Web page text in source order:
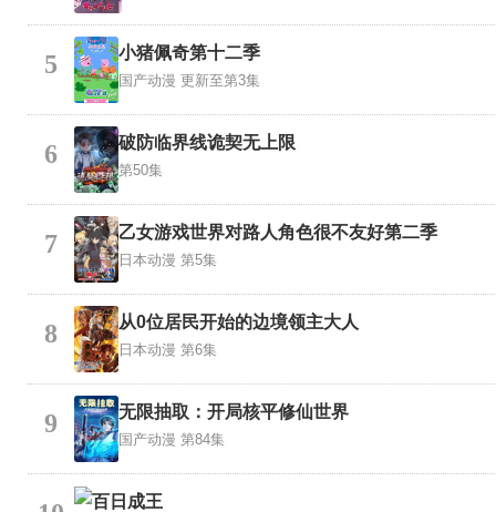
5 小猪佩奇第十二季
国产动漫 更新至第3集
6 破防临界线诡契无上限
第50集
7 乙女游戏世界对路人角色很不友好第二季
日本动漫 第5集
8 从0位居民开始的边境领主大人
日本动漫 第6集
9 无限抽取：开局核平修仙世界
国产动漫 第84集
百日成王